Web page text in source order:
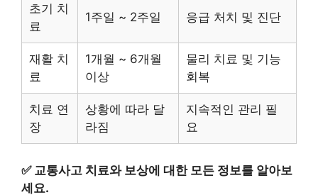
초기 치
료
1주일 ~ 2주일 응급 처치 및 진단
재활 치
료
1개월 ~ 6개월
이상
물리 치료 및 기능
회복
치료 연
장
상황에 따라 달
라짐
지속적인 관리 필
요
✅ 교통사고 치료와 보상에 대한 모든 정보를 알아보
세요.